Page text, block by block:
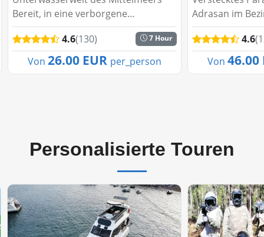
Bereit, in eine verborgene
Unterwasserwelt einzutauchen? Die
Alanya Tauch-Tour bietet ein
sicheres und aufregendes Erlebnis –
ideal für Anfänger und er...
4.6(130) 7 Hour
Von 26.00 EUR per_person
Adrasan im
ist ein wahres
ruhigen
Vegetation
4.6
Von 46.00
Personalisierte Touren